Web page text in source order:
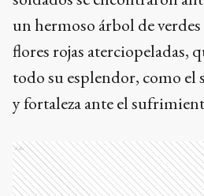
un hermoso árbol de
flores rojas aterciopeladas,
todo su esplendor, como
y fortaleza ante el
Ads